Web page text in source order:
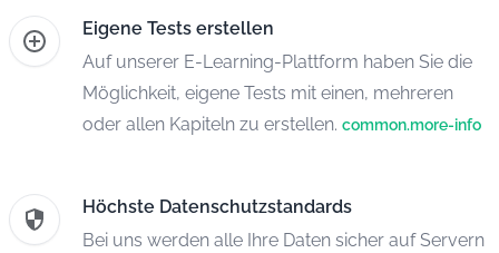
Eigene Tests erstellen
Auf unserer E-Learning-Plattform haben Sie die
Möglichkeit, eigene Tests mit einen, mehreren
oder allen Kapiteln zu erstellen. common.more-info
Höchste Datenschutzstandards
Bei uns werden alle Ihre Daten sicher auf Servern